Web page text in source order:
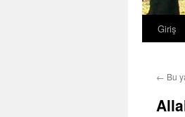
Giriş
← Bu